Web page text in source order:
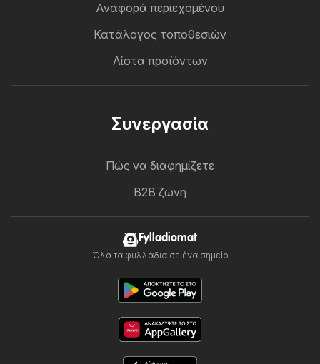
Αναφορά περιεχομένου
Κατάλογος τοποθεσιών
Λίστα προϊόντων
Συνεργασία
Πώς να διαφημίζετε
B2B ζώνη
Fylladiomat
Όλα τα φυλλάδια σε ένα σημείο